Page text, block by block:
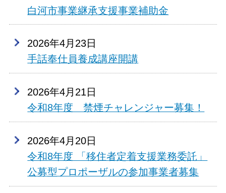
白河市事業継承支援事業補助金
2026年4月23日
手話奉仕員養成講座開講
2026年4月21日
令和8年度 禁煙チャレンジャー募集！
2026年4月20日
令和8年度 「移住者定着支援業務委託」
公募型プロポーザルの参加事業者募集